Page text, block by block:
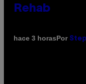
Rehab
hace 3 horasPor